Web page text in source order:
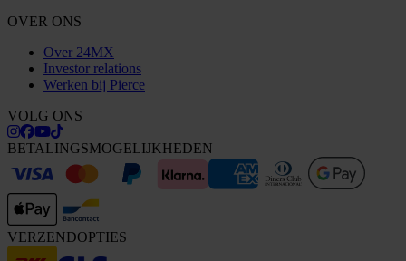
OVER ONS
Over 24MX
Investor relations
Werken bij Pierce
VOLG ONS
BETALINGSMOGELIJKHEDEN
VERZENDOPTIES